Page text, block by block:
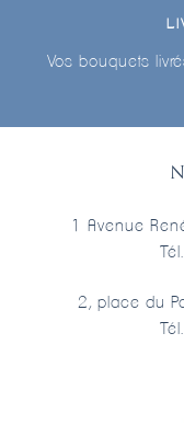
Vos bouquets
1 Avenue
2, place du